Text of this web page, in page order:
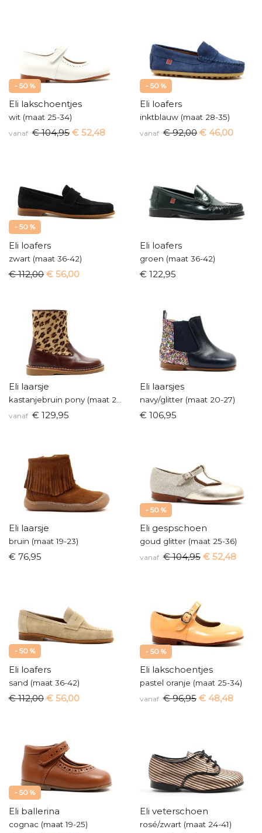
- 50 %
Eli lakschoentjes
wit (maat 25-34)
vanaf € 104,95 € 52,48
- 50 %
Eli loafers
inktblauw (maat 28-35)
vanaf € 92,00 € 46,00
- 50 %
Eli loafers
zwart (maat 36-42)
€ 112,00 € 56,00
Eli loafers
groen (maat 36-42)
€ 122,95
Eli laarsje
vanaf € 129,95
Eli laarsjes
navy/glitter (maat 20-27)
€ 106,95
Eli laarsje
bruin (maat 19-23)
€ 76,95
- 50 %
Eli gespschoen
goud glitter (maat 25-36)
vanaf € 104,95 € 52,48
- 50 %
Eli loafers
sand (maat 36-42)
€ 112,00 € 56,00
- 50 %
Eli lakschoentjes
pastel oranje (maat 25-34)
vanaf € 96,95 € 48,48
- 50 %
Eli ballerina
cognac (maat 19-25)
Eli veterschoen
rosé/zwart (maat 24-41)